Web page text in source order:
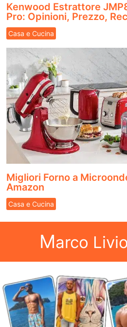
Kenwood Estrattore
Pro: Opinioni, Prezzo,
Casa e Cucina
Migliori Forno a
Amazon
Casa e Cucina
Marco